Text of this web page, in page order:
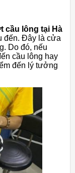
cầu lông tại Hà
đến. Đây là cửa
Do đó, nếu
cầu lông hay
đến lý tưởng